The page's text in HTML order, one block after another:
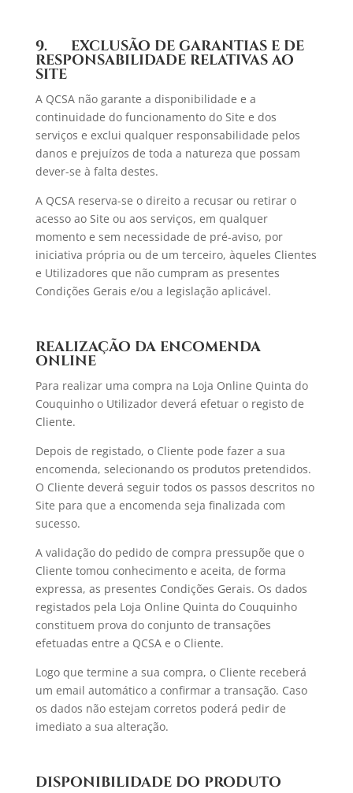
9. EXCLUSÃO DE GARANTIAS E DE
RESPONSABILIDADE RELATIVAS AO
SITE
A QCSA não garante a disponibilidade e a
continuidade do funcionamento do Site e dos
serviços e exclui qualquer responsabilidade pelos
danos e prejuízos de toda a natureza que possam
dever-se à falta destes.
A QCSA reserva-se o direito a recusar ou retirar o
acesso ao Site ou aos serviços, em qualquer
momento e sem necessidade de pré-aviso, por
iniciativa própria ou de um terceiro, àqueles Clientes
e Utilizadores que não cumpram as presentes
Condições Gerais e/ou a legislação aplicável.
REALIZAÇÃO DA ENCOMENDA
ONLINE
Para realizar uma compra na Loja Online Quinta do
Couquinho o Utilizador deverá efetuar o registo de
Cliente.
Depois de registado, o Cliente pode fazer a sua
encomenda, selecionando os produtos pretendidos.
O Cliente deverá seguir todos os passos descritos no
Site para que a encomenda seja finalizada com
sucesso.
A validação do pedido de compra pressupõe que o
Cliente tomou conhecimento e aceita, de forma
expressa, as presentes Condições Gerais. Os dados
registados pela Loja Online Quinta do Couquinho
constituem prova do conjunto de transações
efetuadas entre a QCSA e o Cliente.
Logo que termine a sua compra, o Cliente receberá
um email automático a confirmar a transação. Caso
os dados não estejam corretos poderá pedir de
imediato a sua alteração.
DISPONIBILIDADE DO PRODUTO